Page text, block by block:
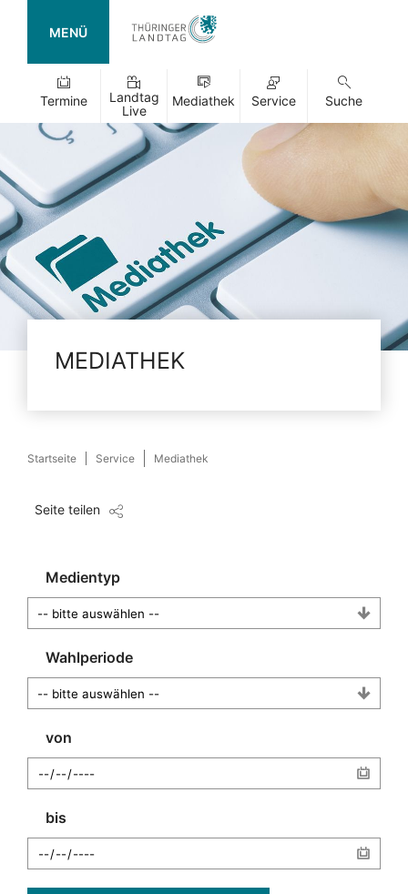
MENÜ
Termine
Landtag
Live
Mediathek Service Suche
MEDIATHEK
Startseite Service Mediathek
Seite teilen
Medientyp
Wahlperiode
von
bis